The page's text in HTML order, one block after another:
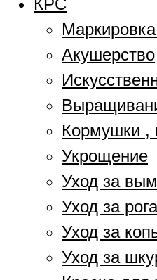
КРС
Акушерство
Кормушки ,
Укрощение
Уход за
Уход за
Уход за
Уход за